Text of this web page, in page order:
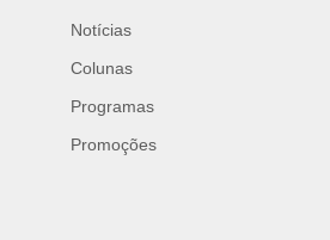
Notícias
Colunas
Programas
Promoções